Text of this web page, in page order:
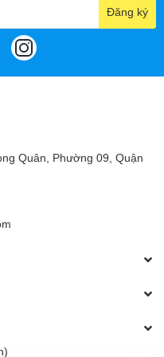
Đăng ký
Quân, Phường 09, Quận